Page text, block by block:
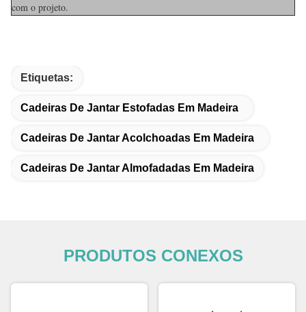
com o projeto.
Etiquetas:
Cadeiras De Jantar Estofadas Em Madeira
Cadeiras De Jantar Acolchoadas Em Madeira
Cadeiras De Jantar Almofadadas Em Madeira
PRODUTOS CONEXOS